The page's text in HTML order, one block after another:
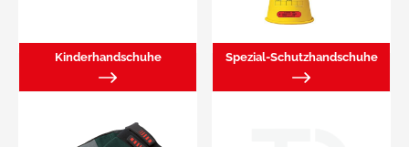
Kinderhandschuhe Spezial-Schutzhandschuhe